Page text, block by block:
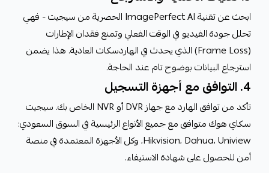
ابحث عن تقنية ImagePerfect AI الحصرية من سيجيت - فهي
تحلل جودة الفيديو في الوقت الفعلي وتمنع فقدان الإطارات
(Frame Loss) الذي يحدث في الهاردسكات العادية. هذا يضمن
استرجاع البيانات بوضوح تام عند الحاجة.
4. التوافق مع أجهزة التسجيل
تأكد من توافق الهارد مع جهاز DVR أو NVR الخاص بك. سيجيت
سكاي هوك متوافق مع جميع الأنواع الرئيسية في السوق السعودي:
Hikvision، Dahua، Uniview، وكل الأجهزة المعتمدة في منصة
أمن للحصول على شهادة الاستيفاء.